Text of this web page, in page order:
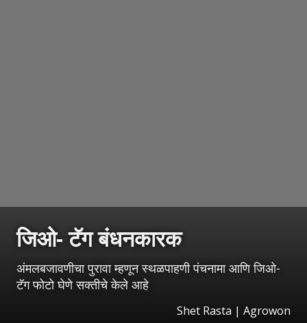
जिओ- टॅग बंधनकारक
अंमलबजावणीचा पुरावा म्हणून स्थळपाहणी पंचनामा आणि जिओ-
टॅग फोटो घेणे सक्तीचे केले आहे
Shet Rasta | Agrowon